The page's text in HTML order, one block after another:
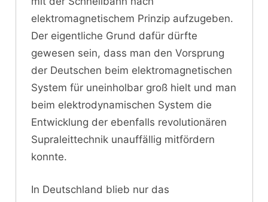
elektromagnetischem Prinzip aufzugeben.
Der eigentliche Grund dafür dürfte
gewesen sein, dass man den Vorsprung
der Deutschen beim elektromagnetischen
System für uneinholbar groß hielt und man
beim elektrodynamischen System die
Entwicklung der ebenfalls revolutionären
Supraleittechnik unauffällig mitfördern
konnte.
In Deutschland blieb nur das